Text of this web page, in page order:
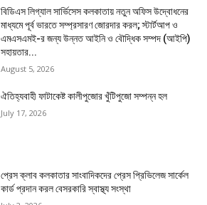
বিডিএস লিগ্যাল সার্ভিসেস কলকাতায় নতুন অফিস উদ্বোধনের
মাধ্যমে পূর্ব ভারতে সম্প্রসারণ জোরদার করল; স্টার্টআপ ও
এমএসএমই-র জন্য উন্নত আইনি ও বৌদ্ধিক সম্পদ (আইপি)
সহায়তার...
August 5, 2026
ঐতিহ্যবাহী ফাটাকেষ্ট কালীপুজোর খুঁটিপুজো সম্পন্ন হল
July 17, 2026
প্রেস ক্লাব কলকাতার সাংবাদিকদের প্রেস প্রিভিলেজ সার্কেল
কার্ড প্রদান করল বেসরকারি স্বাস্থ্য সংস্থা